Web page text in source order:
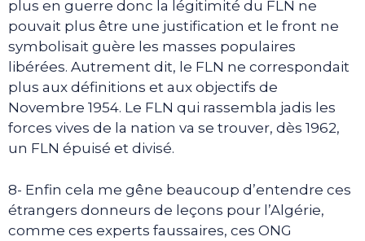
plus en guerre donc la légitimité du FLN ne
pouvait plus être une justification et le front ne
symbolisait guère les masses populaires
libérées. Autrement dit, le FLN ne correspondait
plus aux définitions et aux objectifs de
Novembre 1954. Le FLN qui rassembla jadis les
forces vives de la nation va se trouver, dès 1962,
un FLN épuisé et divisé.
8- Enfin cela me gêne beaucoup d’entendre ces
étrangers donneurs de leçons pour l’Algérie,
comme ces experts faussaires, ces ONG